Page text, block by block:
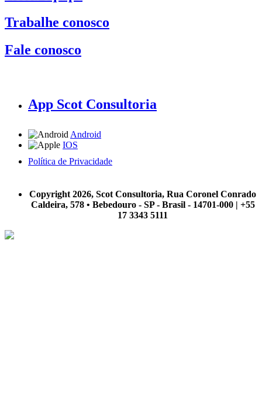
Trabalhe conosco
Fale conosco
App Scot Consultoria
Android
IOS
Política de Privacidade
Copyright 2026, Scot Consultoria, Rua Coronel Conrado
Caldeira, 578 • Bebedouro - SP - Brasil - 14701-000 | +55
17 3343 5111